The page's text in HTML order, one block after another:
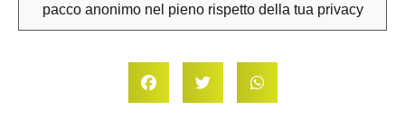
pacco anonimo nel pieno rispetto della tua privacy